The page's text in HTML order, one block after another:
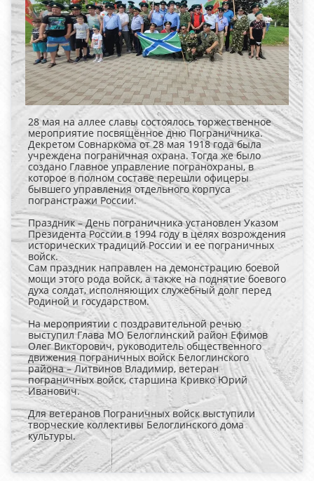
28 мая на аллее славы состоялось торжественное
мероприятие посвящённое дню Пограничника.
Декретом Совнаркома от 28 мая 1918 года была
учреждена пограничная охрана. Тогда же было
создано Главное управление погранохраны, в
которое в полном составе перешли офицеры
бывшего управления отдельного корпуса
погранстражи России.
Праздник – День пограничника установлен Указом
Президента России в 1994 году в целях возрождения
исторических традиций России и ее пограничных
войск.
Сам праздник направлен на демонстрацию боевой
мощи этого рода войск, а также на поднятие боевого
духа солдат, исполняющих служебный долг перед
Родиной и государством.
На мероприятии с поздравительной речью
выступил Глава МО Белоглинский район Ефимов
Олег Викторович, руководитель общественного
движения пограничных войск Белоглинского
района – Литвинов Владимир, ветеран
пограничных войск, старшина Кривко Юрий
Иванович.
Для ветеранов Пограничных войск выступили
творческие коллективы Белоглинского дома
культуры.